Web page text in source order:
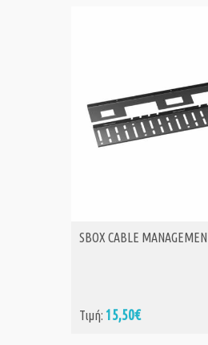
ΑΓΟΡΑ
SBOX CABLE
Τιμή: 15,50€